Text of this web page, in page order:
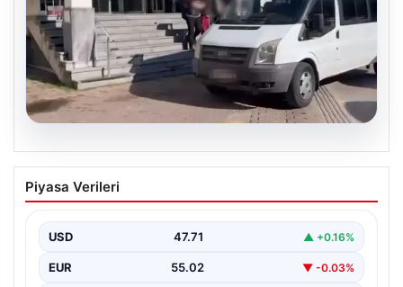
05.08.2026
Kayseri’de Çok Sayıda Evi Soyan
Hırsızlar Yakalandı ve Tutuklandı
şehir genelinde gerçekleştirilen geniş çaplı
operasyonlar neticesinde toplamda…
Piyasa Verileri
USD 47.71 ▲ +0.16%
EUR 55.02 ▼ -0.03%